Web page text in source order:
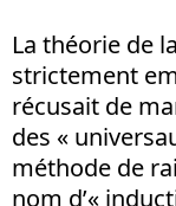
La théorie de
strictement
récusait de
des «
méthode de
nom d’«